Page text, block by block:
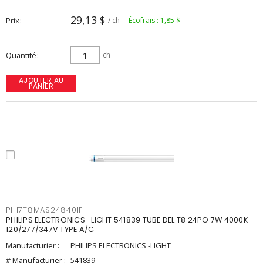
Prix 29,13 $ / ch Écofrais : 1,85 $
Quantité ch
AJOUTER AU
PANIER
PHI7T8MAS24840IF
PHILIPS ELECTRONICS -LIGHT 541839 TUBE DEL T8 24PO 7W 4000K
120/277/347V TYPE A/C
Manufacturier :
PHILIPS ELECTRONICS -LIGHT
# Manufacturier : 541839